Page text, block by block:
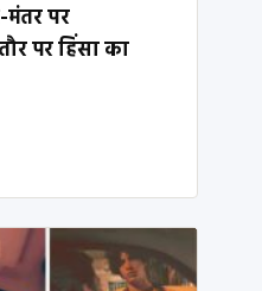
मंतर पर
पर हिंसा का